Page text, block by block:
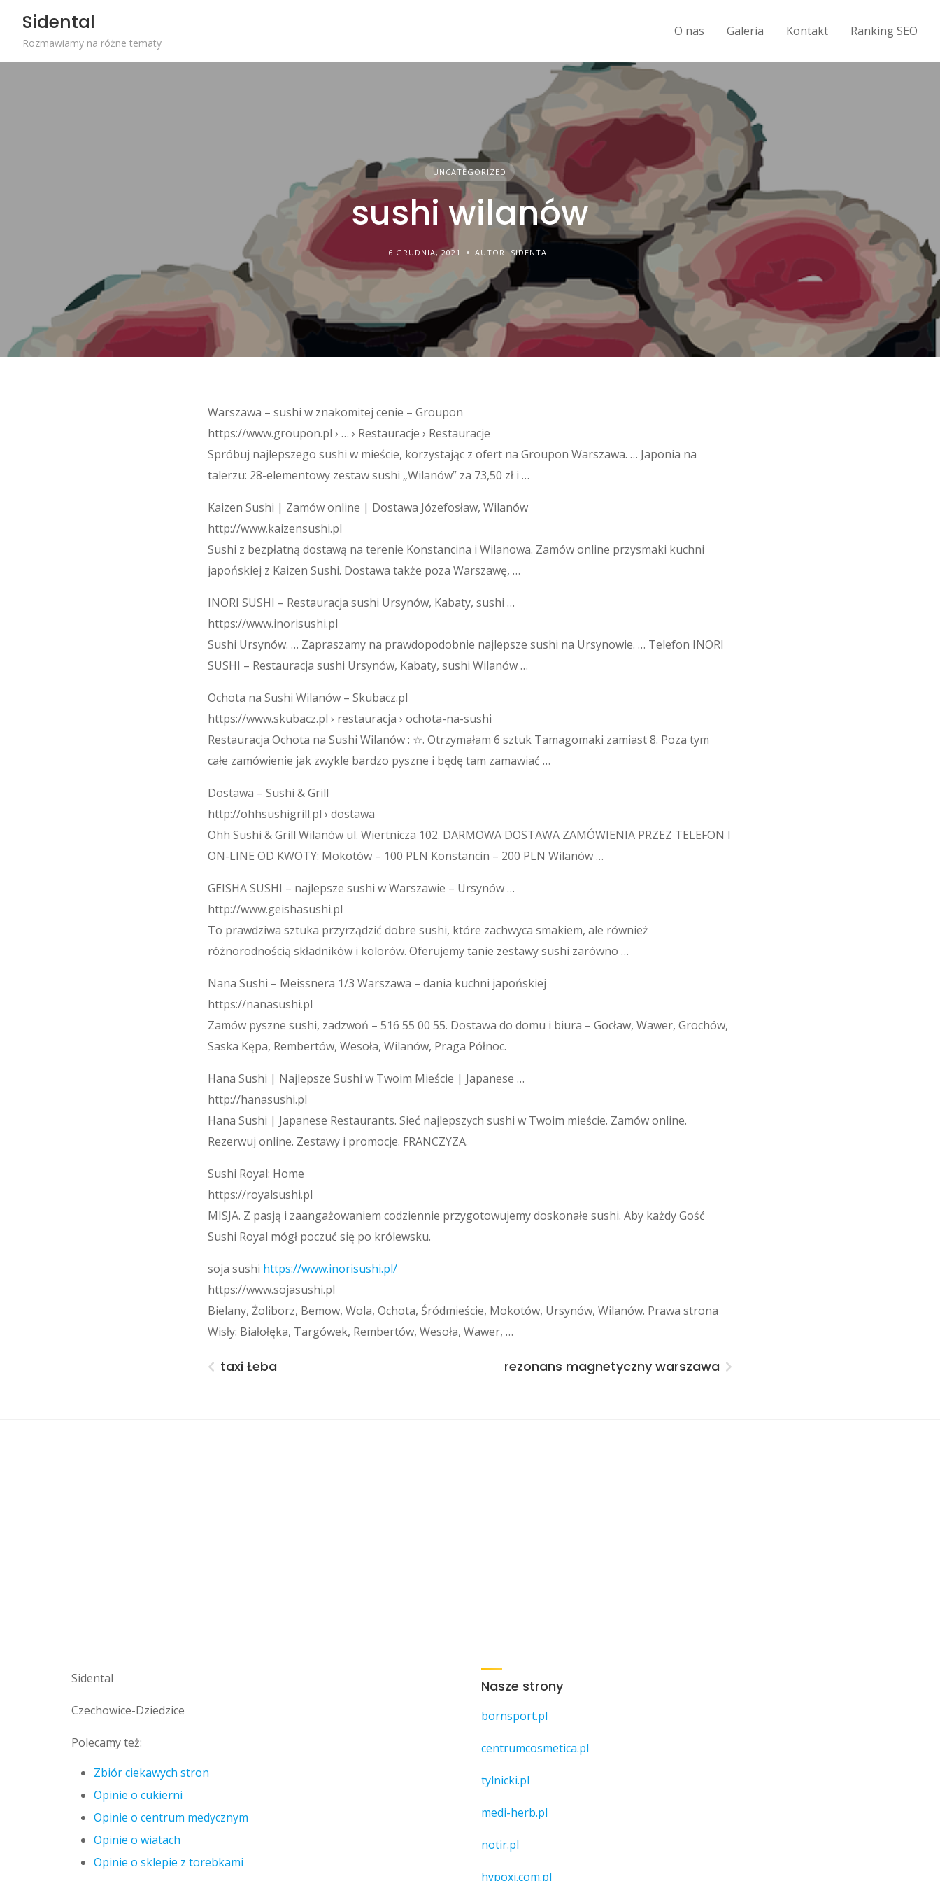
content
Sidental
Rozmawiamy na różne tematy
O nas Galeria Kontakt Ranking SEO
UNCATEGORIZED
sushi wilanów
6 GRUDNIA, 2021 AUTOR: SIDENTAL
Warszawa – sushi w znakomitej cenie – Groupon
https://www.groupon.pl › … › Restauracje › Restauracje
Spróbuj najlepszego sushi w mieście, korzystając z ofert na Groupon Warszawa. … Japonia na
talerzu: 28-elementowy zestaw sushi „Wilanów” za 73,50 zł i …
Kaizen Sushi | Zamów online | Dostawa Józefosław, Wilanów
http://www.kaizensushi.pl
Sushi z bezpłatną dostawą na terenie Konstancina i Wilanowa. Zamów online przysmaki kuchni
japońskiej z Kaizen Sushi. Dostawa także poza Warszawę, …
INORI SUSHI – Restauracja sushi Ursynów, Kabaty, sushi …
https://www.inorisushi.pl
Sushi Ursynów. … Zapraszamy na prawdopodobnie najlepsze sushi na Ursynowie. … Telefon INORI
SUSHI – Restauracja sushi Ursynów, Kabaty, sushi Wilanów …
Ochota na Sushi Wilanów – Skubacz.pl
https://www.skubacz.pl › restauracja › ochota-na-sushi
Restauracja Ochota na Sushi Wilanów : ☆. Otrzymałam 6 sztuk Tamagomaki zamiast 8. Poza tym
całe zamówienie jak zwykle bardzo pyszne i będę tam zamawiać …
Dostawa – Sushi & Grill
http://ohhsushigrill.pl › dostawa
Ohh Sushi & Grill Wilanów ul. Wiertnicza 102. DARMOWA DOSTAWA ZAMÓWIENIA PRZEZ TELEFON I
ON-LINE OD KWOTY: Mokotów – 100 PLN Konstancin – 200 PLN Wilanów …
GEISHA SUSHI – najlepsze sushi w Warszawie – Ursynów …
http://www.geishasushi.pl
To prawdziwa sztuka przyrządzić dobre sushi, które zachwyca smakiem, ale również
różnorodnością składników i kolorów. Oferujemy tanie zestawy sushi zarówno …
Nana Sushi – Meissnera 1/3 Warszawa – dania kuchni japońskiej
https://nanasushi.pl
Zamów pyszne sushi, zadzwoń – 516 55 00 55. Dostawa do domu i biura – Gocław, Wawer, Grochów,
Saska Kępa, Rembertów, Wesoła, Wilanów, Praga Północ.
Hana Sushi | Najlepsze Sushi w Twoim Mieście | Japanese …
http://hanasushi.pl
Hana Sushi | Japanese Restaurants. Sieć najlepszych sushi w Twoim mieście. Zamów online.
Rezerwuj online. Zestawy i promocje. FRANCZYZA.
Sushi Royal: Home
https://royalsushi.pl
MISJA. Z pasją i zaangażowaniem codziennie przygotowujemy doskonałe sushi. Aby każdy Gość
Sushi Royal mógł poczuć się po królewsku.
soja sushi https://www.inorisushi.pl/
https://www.sojasushi.pl
Bielany, Żoliborz, Bemow, Wola, Ochota, Śródmieście, Mokotów, Ursynów, Wilanów. Prawa strona
Wisły: Białołęka, Targówek, Rembertów, Wesoła, Wawer, …
taxi Łeba rezonans magnetyczny warszawa
Sidental
Czechowice-Dziedzice
Polecamy też:
Zbiór ciekawych stron
Opinie o cukierni
Opinie o centrum medycznym
Opinie o wiatach
Opinie o sklepie z torebkami
Nasze strony
bornsport.pl
centrumcosmetica.pl
tylnicki.pl
medi-herb.pl
notir.pl
hypoxi.com.pl